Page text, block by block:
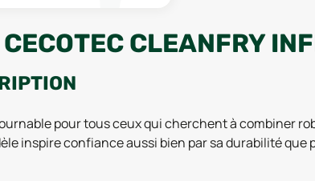
CLEANFRY
pour tous ceux qui cherchent à combiner
inspire confiance aussi bien par sa durabilité